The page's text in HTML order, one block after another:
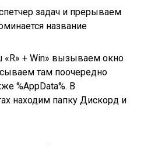
задач и прерываем
название
+ Win» вызываем окно
там поочередно
%AppData%. В
находим папку Дискорд и